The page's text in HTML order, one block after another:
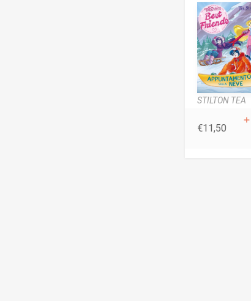
STILTON TEA
€11,50